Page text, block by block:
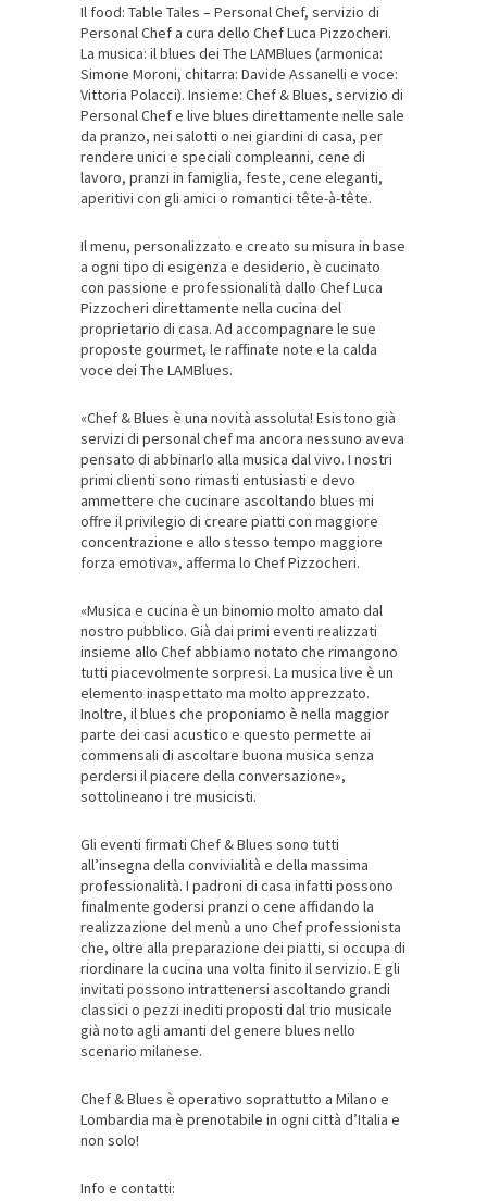
Il food: Table Tales – Personal Chef, servizio di
Personal Chef a cura dello Chef Luca Pizzocheri.
La musica: il blues dei The LAMBlues (armonica:
Simone Moroni, chitarra: Davide Assanelli e voce:
Vittoria Polacci). Insieme: Chef & Blues, servizio di
Personal Chef e live blues direttamente nelle sale
da pranzo, nei salotti o nei giardini di casa, per
rendere unici e speciali compleanni, cene di
lavoro, pranzi in famiglia, feste, cene eleganti,
aperitivi con gli amici o romantici tête-à-tête.
Il menu, personalizzato e creato su misura in base
a ogni tipo di esigenza e desiderio, è cucinato
con passione e professionalità dallo Chef Luca
Pizzocheri direttamente nella cucina del
proprietario di casa. Ad accompagnare le sue
proposte gourmet, le raffinate note e la calda
voce dei The LAMBlues.
«Chef & Blues è una novità assoluta! Esistono già
servizi di personal chef ma ancora nessuno aveva
pensato di abbinarlo alla musica dal vivo. I nostri
primi clienti sono rimasti entusiasti e devo
ammettere che cucinare ascoltando blues mi
offre il privilegio di creare piatti con maggiore
concentrazione e allo stesso tempo maggiore
forza emotiva», afferma lo Chef Pizzocheri.
«Musica e cucina è un binomio molto amato dal
nostro pubblico. Già dai primi eventi realizzati
insieme allo Chef abbiamo notato che rimangono
tutti piacevolmente sorpresi. La musica live è un
elemento inaspettato ma molto apprezzato.
Inoltre, il blues che proponiamo è nella maggior
parte dei casi acustico e questo permette ai
commensali di ascoltare buona musica senza
perdersi il piacere della conversazione»,
sottolineano i tre musicisti.
Gli eventi firmati Chef & Blues sono tutti
all’insegna della convivialità e della massima
professionalità. I padroni di casa infatti possono
finalmente godersi pranzi o cene affidando la
realizzazione del menù a uno Chef professionista
che, oltre alla preparazione dei piatti, si occupa di
riordinare la cucina una volta finito il servizio. E gli
invitati possono intrattenersi ascoltando grandi
classici o pezzi inediti proposti dal trio musicale
già noto agli amanti del genere blues nello
scenario milanese.
Chef & Blues è operativo soprattutto a Milano e
Lombardia ma è prenotabile in ogni città d’Italia e
non solo!
Info e contatti: